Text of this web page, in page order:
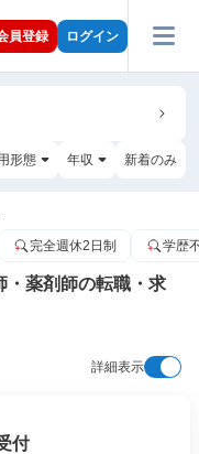
員登録 ログイン
形態 年収 新着のみ
完全週休2日制 学歴
・薬剤師の転職・求
詳細表示
付